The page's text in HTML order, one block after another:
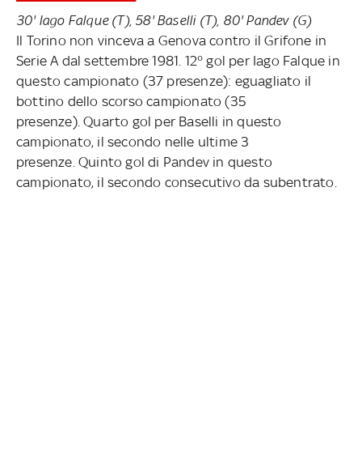
30' Iago Falque (T), 58' Baselli (T), 80' Pandev (G)
Il Torino non vinceva a Genova contro il Grifone in
Serie A dal settembre 1981. 12° gol per Iago Falque in
questo campionato (37 presenze): eguagliato il
bottino dello scorso campionato (35
presenze). Quarto gol per Baselli in questo
campionato, il secondo nelle ultime 3
presenze. Quinto gol di Pandev in questo
campionato, il secondo consecutivo da subentrato.